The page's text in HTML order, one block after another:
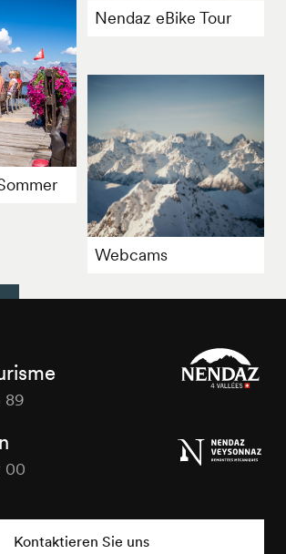
Nendaz eBike Tour
Webcams
89
00
Kontaktieren Sie uns